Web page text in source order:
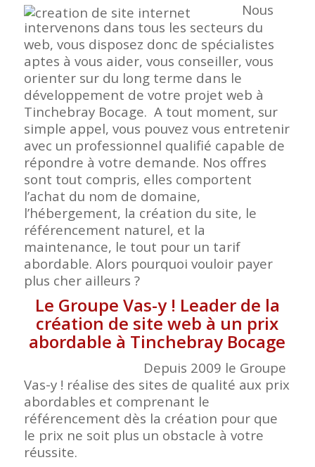
Nous
intervenons dans tous les secteurs du
web, vous disposez donc de spécialistes
aptes à vous aider, vous conseiller, vous
orienter sur du long terme dans le
développement de votre projet web à
Tinchebray Bocage. A tout moment, sur
simple appel, vous pouvez vous entretenir
avec un professionnel qualifié capable de
répondre à votre demande. Nos offres
sont tout compris, elles comportent
l’achat du nom de domaine,
l’hébergement, la création du site, le
référencement naturel, et la
maintenance, le tout pour un tarif
abordable. Alors pourquoi vouloir payer
plus cher ailleurs ?
Le Groupe Vas-y ! Leader de la
création de site web à un prix
abordable à Tinchebray Bocage
Depuis 2009 le Groupe
Vas-y ! réalise des sites de qualité aux prix
abordables et comprenant le
référencement dès la création pour que
le prix ne soit plus un obstacle à votre
réussite.